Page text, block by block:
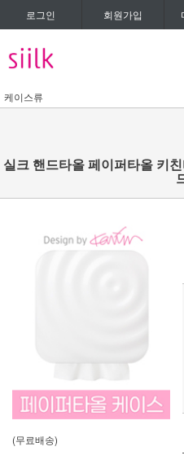
로그인 회원가입
케이스류
실크 핸드타올 페이퍼타올 키
(무료배송)